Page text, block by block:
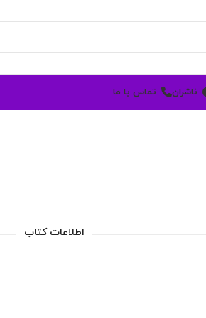
ناشران تماس با ما
اطلاعات کتاب